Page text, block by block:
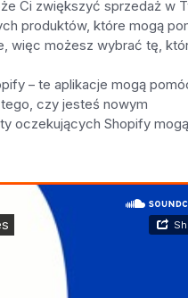
Ci zwiększyć sprzedaż w
produktów, które mogą
więc możesz wybrać tę,
– te aplikacje mogą
czy jesteś nowym
oczekujących Shopify mogą